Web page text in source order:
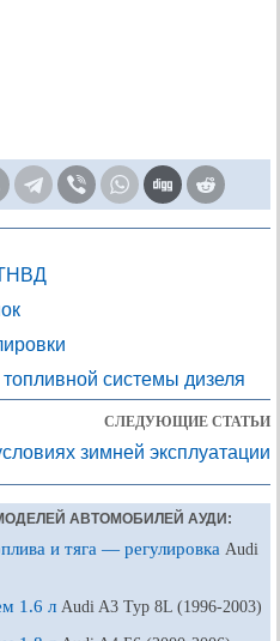
системы дизеля
СЛЕДУЮЩИЕ СТАТЬИ
зимней эксплуатации
АВТОМОБИЛЕЙ АУДИ:
и тяга — регулировка Audi
1.6 л Audi A3 Typ 8L (1996-2003)